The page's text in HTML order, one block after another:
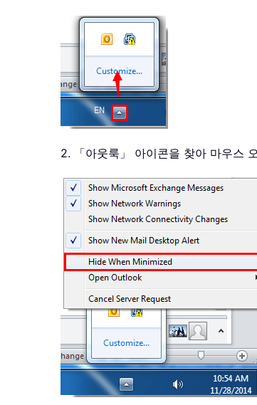
2. 「아웃룩」 아이콘을 찾아 마우스